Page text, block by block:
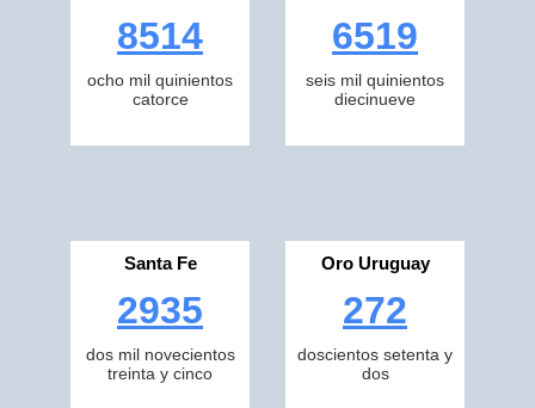
8514
ocho mil quinientos
catorce
6519
seis mil quinientos
diecinueve
Santa Fe
2935
dos mil novecientos
treinta y cinco
Oro Uruguay
272
doscientos setenta y
dos